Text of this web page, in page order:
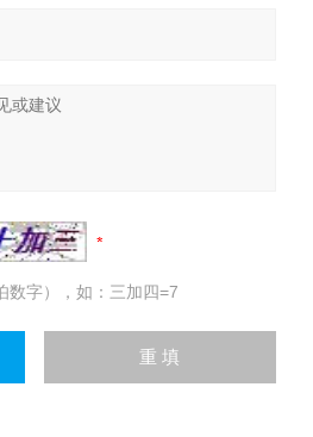
数字），如：三加四=7